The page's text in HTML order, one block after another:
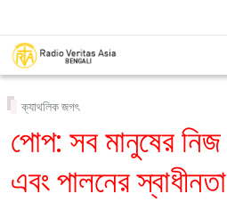
ক্যাথলিক জগৎ
পোপ: সব মানুষের নিজ
এবং পালনের